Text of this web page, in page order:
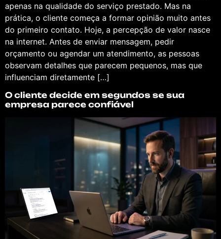
apenas na qualidade do serviço prestado. Mas na
prática, o cliente começa a formar opinião muito antes
do primeiro contato. Hoje, a percepção de valor nasce
na internet. Antes de enviar mensagem, pedir
orçamento ou agendar um atendimento, as pessoas
observam detalhes que parecem pequenos, mas que
influenciam diretamente […]
O cliente decide em segundos se sua
empresa parece confiável